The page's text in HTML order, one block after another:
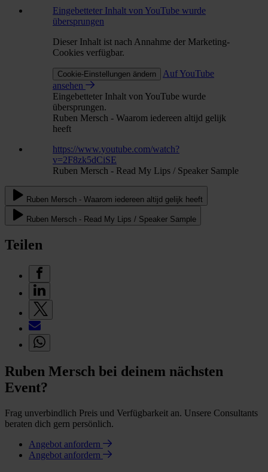
Eingebetteter Inhalt von YouTube wurde
übersprungen
Dieser Inhalt ist nach Annahme der Marketing-
Cookies verfügbar.
Cookie-Einstellungen ändern
Auf YouTube
ansehen
Eingebetteter Inhalt von YouTube wurde
übersprungen.
Ruben Mersch - Waarom iedereen altijd gelijk
heeft
https://www.youtube.com/watch?
v=2F8zk5dCiSE
Ruben Mersch - Read My Lips / Speaker Sample
Ruben Mersch - Waarom iedereen altijd gelijk heeft
Ruben Mersch - Read My Lips / Speaker Sample
Teilen
Ruben Mersch bei deinem nächsten
Event?
Frag unverbindlich Preis und Verfügbarkeit an. Unsere Consultants
beraten dich gern persönlich.
Angebot anfordern
Angebot anfordern